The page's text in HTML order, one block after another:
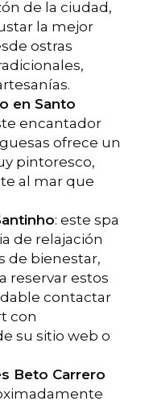
de la ciudad,
la mejor
ostras
en Santo
encantador
ofrece un
pintoresco,
al mar que
: este spa
de relajación
de bienestar,
reservar estos
contactar
con
su sitio web o
Beto Carrero